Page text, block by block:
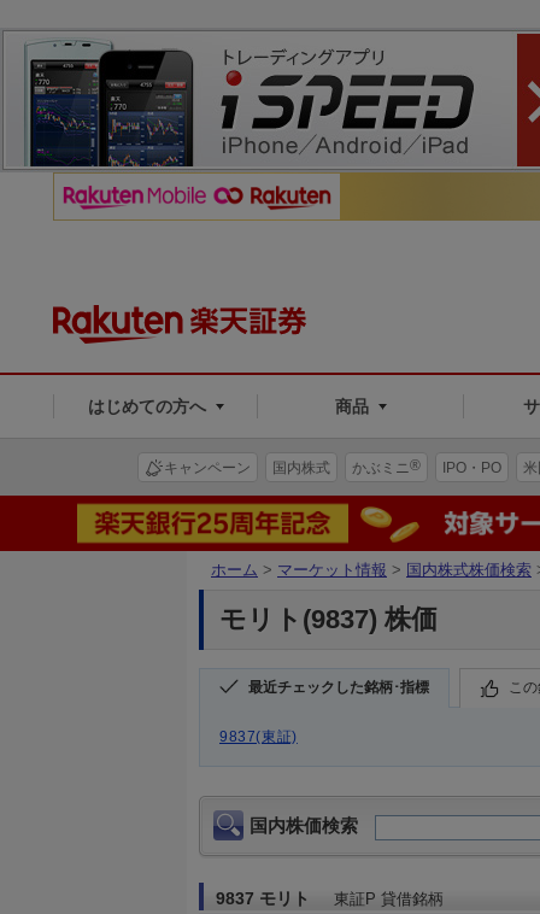
はじめての方へ 商品
キャンペーン 国内株式 かぶミニ ® IPO・PO
ホーム > マーケット情報 > 国内株式株価検索
モリト(9837) 株価
最近チェックした銘柄･指標 こ
9837(東証)